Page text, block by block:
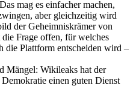
mag es einfacher machen,
aber gleichzeitig wird
der Geheimniskrämer von
Frage offen, für welches
die Plattform entscheiden wird –
Mängel: Wikileaks hat der
einen guten Dienst